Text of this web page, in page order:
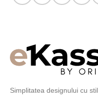
Simplitatea designului cu stil.